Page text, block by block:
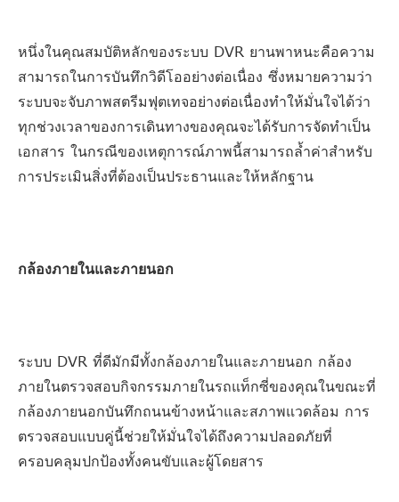
หนึ่งในคุณสมบัติหลักของระบบ DVR ยานพาหนะคือความ
สามารถในการบันทึกวิดีโออย่างต่อเนื่อง ซึ่งหมายความว่า
ระบบจะจับภาพสตรีมฟุตเทจอย่างต่อเนื่องทำให้มั่นใจได้ว่า
ทุกช่วงเวลาของการเดินทางของคุณจะได้รับการจัดทำเป็น
เอกสาร ในกรณีของเหตุการณ์ภาพนี้สามารถล้ำค่าสำหรับ
การประเมินสิ่งที่ต้องเป็นประธานและให้หลักฐาน
กล้องภายในและภายนอก
ระบบ DVR ที่ดีมักมีทั้งกล้องภายในและภายนอก กล้อง
ภายในตรวจสอบกิจกรรมภายในรถแท็กซี่ของคุณในขณะที่
กล้องภายนอกบันทึกถนนข้างหน้าและสภาพแวดล้อม การ
ตรวจสอบแบบคู่นี้ช่วยให้มั่นใจได้ถึงความปลอดภัยที่
ครอบคลุมปกป้องทั้งคนขับและผู้โดยสาร